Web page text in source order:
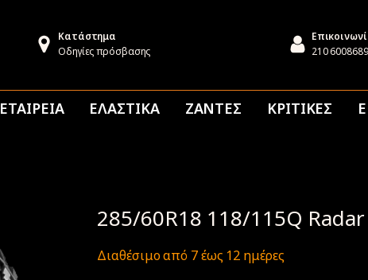
Κατάστημα
Οδηγίες πρόσβασης
210 6008689
ΕΤΑΙΡΕΙΑ ΕΛΑΣΤΙΚΑ ΖΑΝΤΕΣ ΚΡΙΤΙΚΕΣ
285/60R18 118/115Q
Διαθέσιμο από 7 έως 12 ημέρες